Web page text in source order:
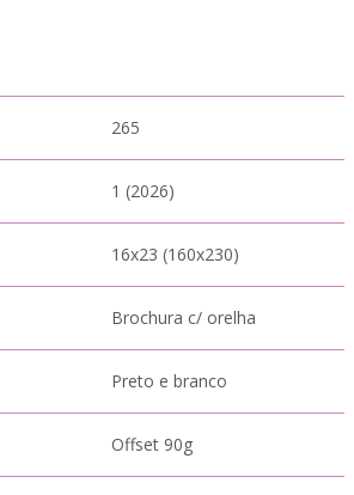
265
1 (2026)
16x23 (160x230)
Brochura c/ orelha
Preto e branco
Offset 90g